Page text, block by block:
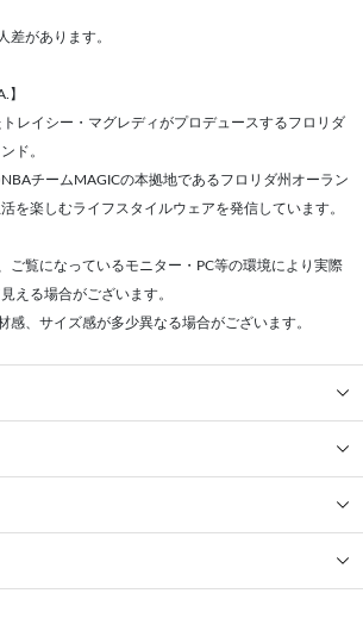
差があります。
】
レイシー・マグレディがプロデュースするフロリダ
ド。
チームMAGICの本拠地であるフロリダ州オーラン
を楽しむライフスタイルウェアを発信しています。
ご覧になっているモニター・PC等の環境により実際
える場合がございます。
感、サイズ感が多少異なる場合がございます。